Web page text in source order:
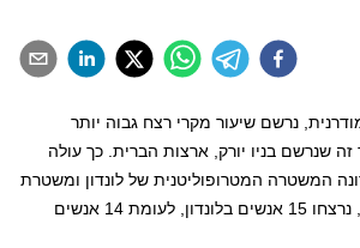
נרשם שיעור מקרי רצח גבוה יותר
זה שנרשם בניו יורק, ארצות הברית. כך עולה
המשטרה המטרופוליטנית של לונדון ומשטרת
ניו יורק. בחודש פברואר, נרצחו 15 אנשים בלונדון, לעומת 14 אנשים